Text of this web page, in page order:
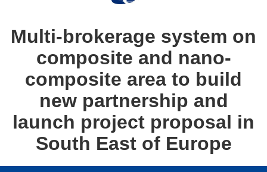
Multi-brokerage system on
composite and nano-
composite area to build
new partnership and
launch project proposal in
South East of Europe